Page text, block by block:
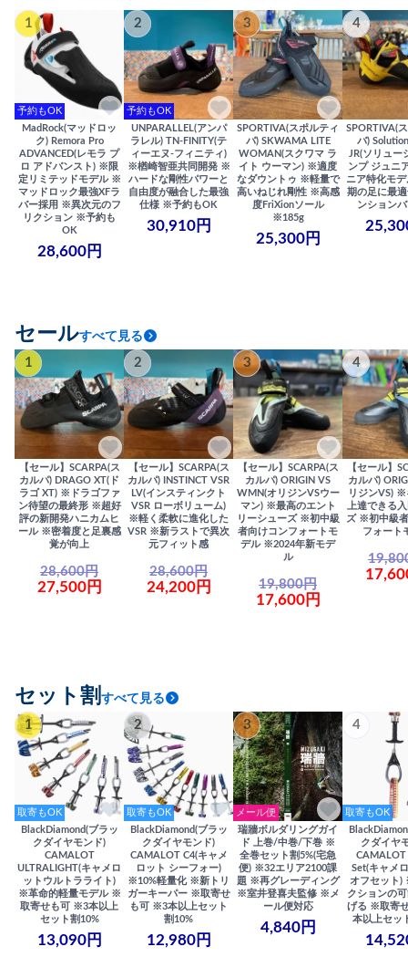
1
予約もOK
MadRock(マッドロッ
ク) Remora Pro
ADVANCED(レモラ プ
ロ アドバンスト) ※限
定リミテッドモデル ※
マッドロック最強XFラ
バー採用 ※異次元のフ
リクション ※予約も
OK
28,600円
2
予約もOK
UNPARALLEL(アンパ
ラレル) TN-FINITY(テ
ィーエヌ-フィニティ)
※楢崎智亜共同開発 ※
ハードな剛性パワーと
自由度が融合した最強
仕様 ※予約もOK
30,910円
3
SPORTIVA(スポルティ
バ) SKWAMA LITE
WOMAN(スクワマ ラ
イト ウーマン) ※適度
なダウントゥ ※軽量で
高いねじれ剛性 ※高感
度FriXionソール
※185g
25,300円
4
SPORTIVA(
バ)
JR(ソリュー
ンプ ジュニ
ニア特化モ
期の足に最
ンション
セールすべて見る
1
【セール】SCARPA(ス
カルパ) DRAGO XT(ド
ラゴ XT) ※ドラゴファ
ン待望の最終形 ※超好
評の新開発ハニカムヒ
ール ※密着度と足裏感
覚が向上
28,600円
27,500円
2
【セール】SCARPA(ス
カルパ) INSTINCT VSR
LV(インスティンクト
VSR ローボリューム)
※軽く柔軟に進化した
VSR ※新ラストで異次
元フィット感
28,600円
24,200円
3
【セール】SCARPA(ス
カルパ) ORIGIN VS
WMN(オリジンVSウー
マン) ※最高のエント
リーシューズ ※初中級
者向けコンフォートモ
デル ※2024年新モデ
ル
19,800円
17,600円
4
【セール】
カルパ)
リジンVS) ※
上達できる
ズ ※初中級
フォート
セット割 すべて見る
1
取寄もOK
BlackDiamond(ブラッ
クダイヤモンド)
CAMALOT
ULTRALIGHT(キャメロ
ットウルトラライト)
※革命的軽量モデル ※
取寄せも可 ※3本以上
セット割10%
13,090円
2
取寄もOK
BlackDiamond(ブラッ
クダイヤモンド)
CAMALOT C4(キャメ
ロット シーフォー)
※10%軽量化 ※新トリ
ガーキーパー ※取寄せ
も可 ※3本以上セット
割10%
12,980円
3
メール便
瑞牆ボルダリングガイ
ド 上巻/中巻/下巻 ※
全巻セット割5%(宅急
便) ※32エリア2100課
題 ※再グレーディング
※室井登喜夫監修 ※メ
ール便対応
4,840円
4
取寄もOK
クダイヤ
Set(キャメ
オフセット)
クションの
げる ※取寄
本以上セッ